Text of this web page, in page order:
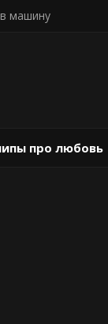
машину
про любовь